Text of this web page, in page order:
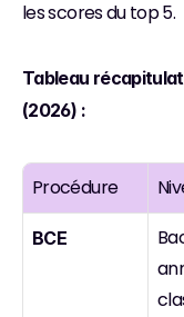
les scores du top 5.
Tableau
(2026) :
Procédure
BCE